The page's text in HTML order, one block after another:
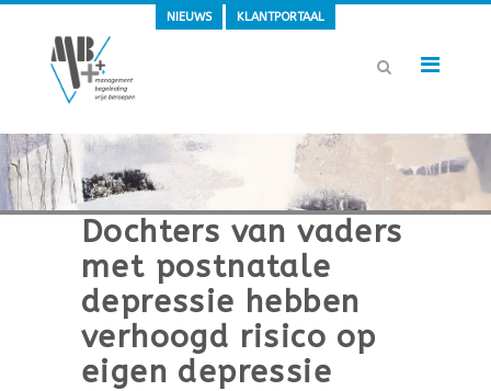
NIEUWS KLANTPORTAAL
Dochters van vaders
met postnatale
depressie hebben
verhoogd risico op
eigen depressie